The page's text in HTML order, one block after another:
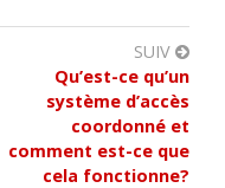
SUIV
Qu’est-ce qu’un
système d’accès
coordonné et
comment est-ce que
cela fonctionne?